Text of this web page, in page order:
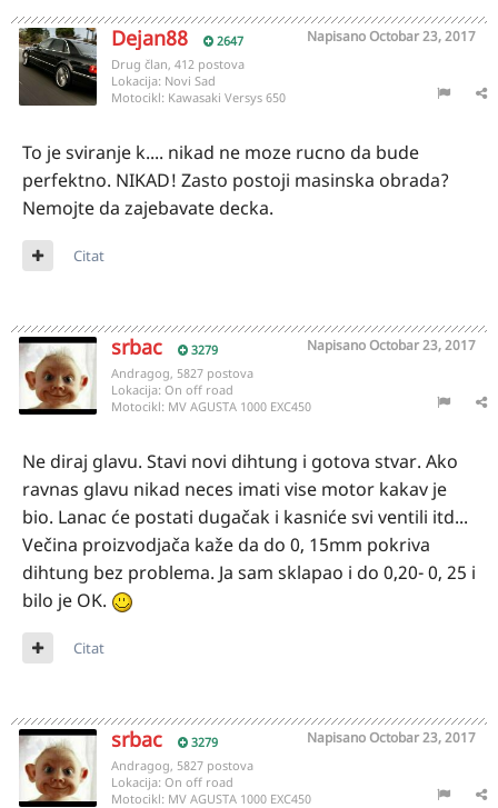
Dejan88 2647 NapisanoOctobar 23, 2017
Drug član, 412 postova
Lokacija: Novi Sad
Motocikl: Kawasaki Versys 650
To je sviranje k.... nikad ne moze rucno da bude
perfektno. NIKAD! Zasto postoji masinska obrada?
Nemojte da zajebavate decka.
Citat
srbac 3279 NapisanoOctobar 23, 2017
Andragog, 5827 postova
Lokacija: On off road
Motocikl: MV AGUSTA 1000 EXC450
Ne diraj glavu. Stavi novi dihtung i gotova stvar. Ako
ravnas glavu nikad neces imati vise motor kakav je
bio. Lanac će postati dugačak i kasniće svi ventili itd...
Večina proizvodjača kaže da do 0, 15mm pokriva
dihtung bez problema. Ja sam sklapao i do 0,20- 0, 25 i
bilo je OK.
Citat
srbac 3279 NapisanoOctobar 23, 2017
Andragog, 5827 postova
Lokacija: On off road
Motocikl: MV AGUSTA 1000 EXC450